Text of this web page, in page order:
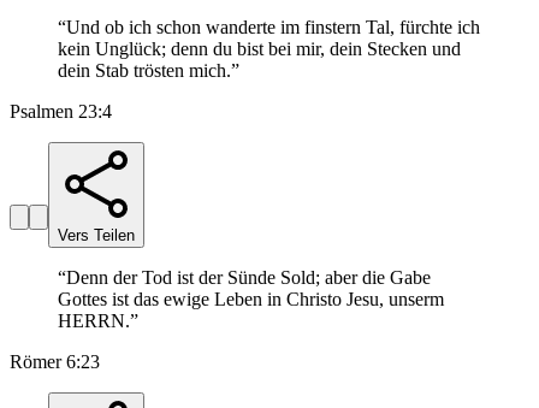
“Und ob ich schon wanderte im finstern Tal, fürchte ich
kein Unglück; denn du bist bei mir, dein Stecken und
dein Stab trösten mich.”
Psalmen 23:4
Vers Teilen
“Denn der Tod ist der Sünde Sold; aber die Gabe
Gottes ist das ewige Leben in Christo Jesu, unserm
HERRN.”
Römer 6:23